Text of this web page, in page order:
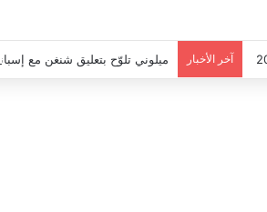
آخر الأخبار ميلوني تلوّح بتعليق شنغن مع